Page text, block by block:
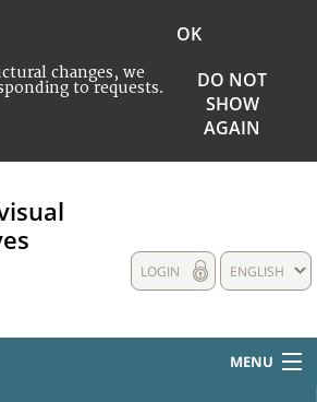
changes, we
to requests.
OK
DO NOT
SHOW
AGAIN
ENGLISH
LOGIN
MENU